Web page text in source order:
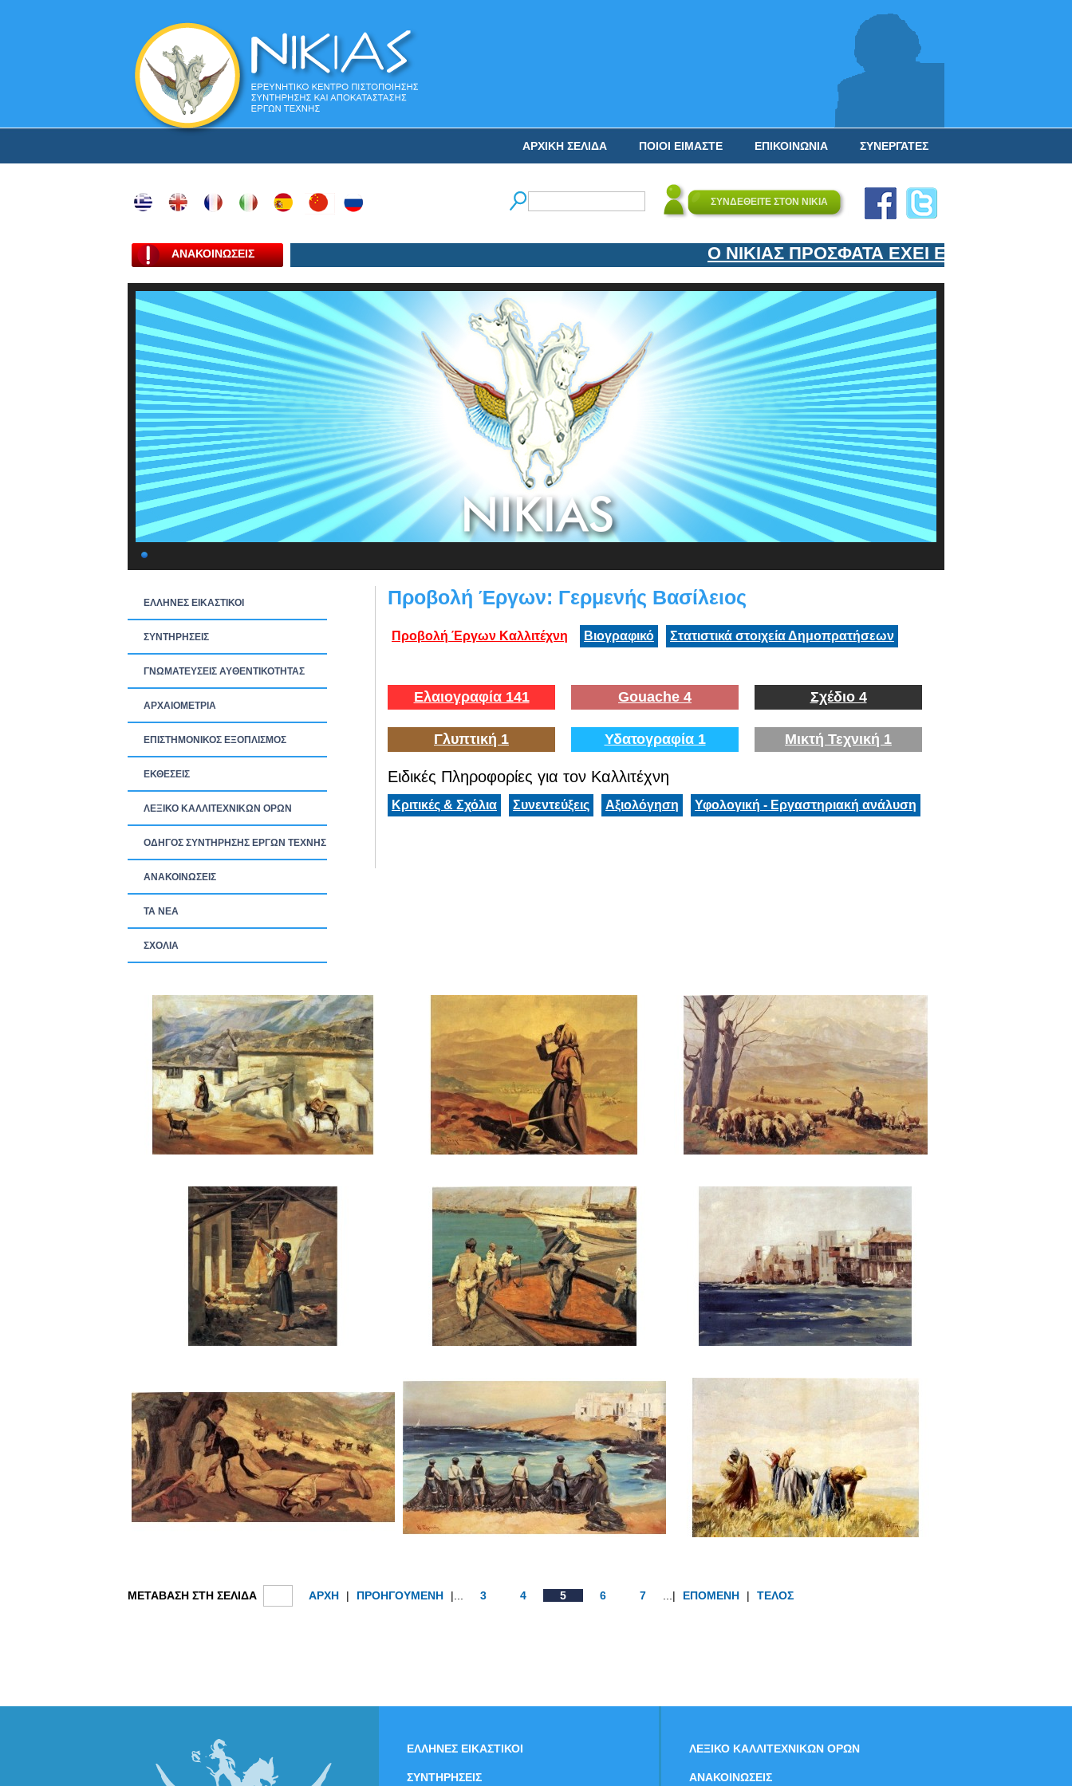
ΣΥΝΕΡΓΑΤΕΣ
ΕΠΙΚΟΙΝΩΝΙΑ
ΠΟΙΟΙ ΕΙΜΑΣΤΕ
ΑΡΧΙΚΗ ΣΕΛΙΔΑ
ΣΥΝΔΕΘΕΙΤΕ ΣΤΟΝ ΝΙΚΙΑ
ΑΝΑΚΟΙΝΩΣΕΙΣ Ο ΝΙΚΙΑΣ ΠΡΟΣΦΑΤΑ ΕΧΕΙ ΕΝΤΑΞΕΙ ΣΤΟΝ
ΕΛΛΗΝΕΣ ΕΙΚΑΣΤΙΚΟΙ
ΣΥΝΤΗΡΗΣΕΙΣ
ΓΝΩΜΑΤΕΥΣΕΙΣ ΑΥΘΕΝΤΙΚΟΤΗΤΑΣ
ΑΡΧΑΙΟΜΕΤΡΙΑ
ΕΠΙΣΤΗΜΟΝΙΚΟΣ ΕΞΟΠΛΙΣΜΟΣ
ΕΚΘΕΣΕΙΣ
ΛΕΞΙΚΟ ΚΑΛΛΙΤΕΧΝΙΚΩΝ ΟΡΩΝ
ΟΔΗΓΟΣ ΣΥΝΤΗΡΗΣΗΣ ΕΡΓΩΝ ΤΕΧΝΗΣ
ΑΝΑΚΟΙΝΩΣΕΙΣ
ΤΑ ΝEΑ
ΣΧΟΛΙΑ
Προβολή Έργων: Γερμενής Βασίλειος
Προβολή Έργων Καλλιτέχνη Βιογραφικό Στατιστικά στοιχεία Δημοπρατήσεων
Ελαιογραφία 141 Gouache 4 Σχέδιο 4
Γλυπτική 1 Υδατογραφία 1 Μικτή Τεχνική 1
Ειδικές Πληροφορίες για τον Καλλιτέχνη
Κριτικές & Σχόλια Συνεντεύξεις Αξιολόγηση Υφολογική - Εργαστηριακή ανάλυση
ΜΕΤΑΒΑΣΗ ΣΤΗ ΣΕΛΙΔΑ ΑΡΧΗ | ΠΡΟΗΓΟΥΜΕΝΗ |... 3 4 5 6 7 ...| ΕΠΟΜΕΝΗ | ΤΕΛΟΣ
ΕΛΛΗΝΕΣ ΕΙΚΑΣΤΙΚΟΙ
ΣΥΝΤΗΡΗΣΕΙΣ
ΛΕΞΙΚΟ ΚΑΛΛΙΤΕΧΝΙΚΩΝ ΟΡΩΝ
ΑΝΑΚΟΙΝΩΣΕΙΣ